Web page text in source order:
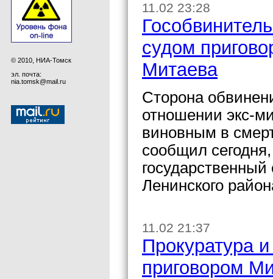
© 2010, НИА-Томск
эл. почта:
nia.tomsk@mail.ru
11.02 23:28
судом
Митаева
Сторона
отношении экс-
виновным в
сообщил
Ленинского
11.02 21:37
Прокуратура
приговором